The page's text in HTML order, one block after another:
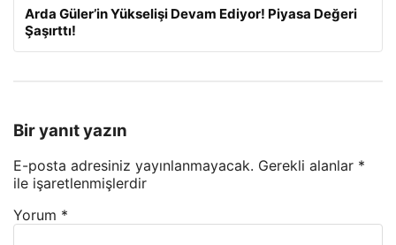
Arda Güler’in Yükselişi Devam Ediyor! Piyasa Değeri
Şaşırttı!
Bir yanıt yazın
E-posta adresiniz yayınlanmayacak. Gerekli alanlar *
ile işaretlenmişlerdir
Yorum *